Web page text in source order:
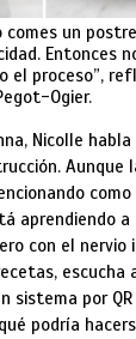
comes un
Entonces
el proceso”,
Ogier.
Nicolle
Aunque
aprendiendo a
con el
escucha
sistema por
podría